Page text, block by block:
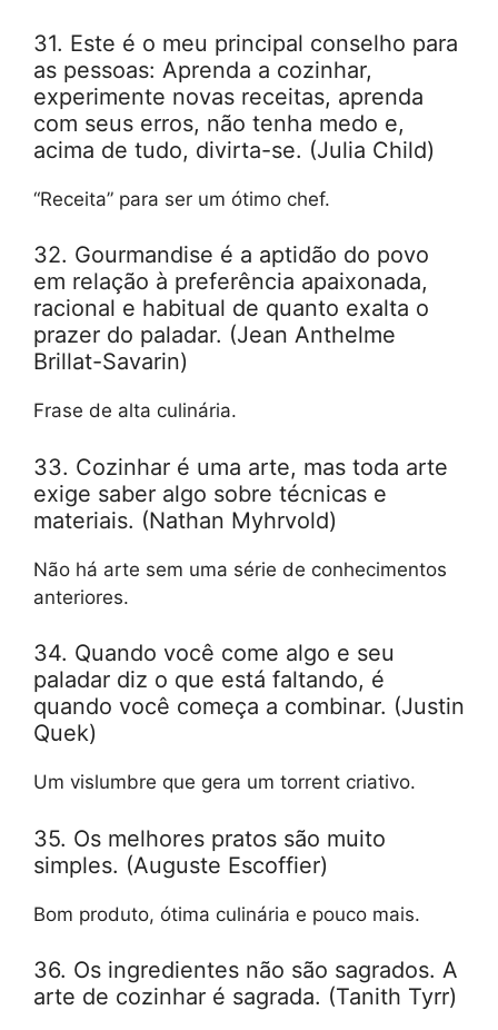
31. Este é o meu principal conselho para
as pessoas: Aprenda a cozinhar,
experimente novas receitas, aprenda
com seus erros, não tenha medo e,
acima de tudo, divirta-se. (Julia Child)
“Receita” para ser um ótimo chef.
32. Gourmandise é a aptidão do povo
em relação à preferência apaixonada,
racional e habitual de quanto exalta o
prazer do paladar. (Jean Anthelme
Brillat-Savarin)
Frase de alta culinária.
33. Cozinhar é uma arte, mas toda arte
exige saber algo sobre técnicas e
materiais. (Nathan Myhrvold)
Não há arte sem uma série de conhecimentos
anteriores.
34. Quando você come algo e seu
paladar diz o que está faltando, é
quando você começa a combinar. (Justin
Quek)
Um vislumbre que gera um torrent criativo.
35. Os melhores pratos são muito
simples. (Auguste Escoffier)
Bom produto, ótima culinária e pouco mais.
36. Os ingredientes não são sagrados. A
arte de cozinhar é sagrada. (Tanith Tyrr)